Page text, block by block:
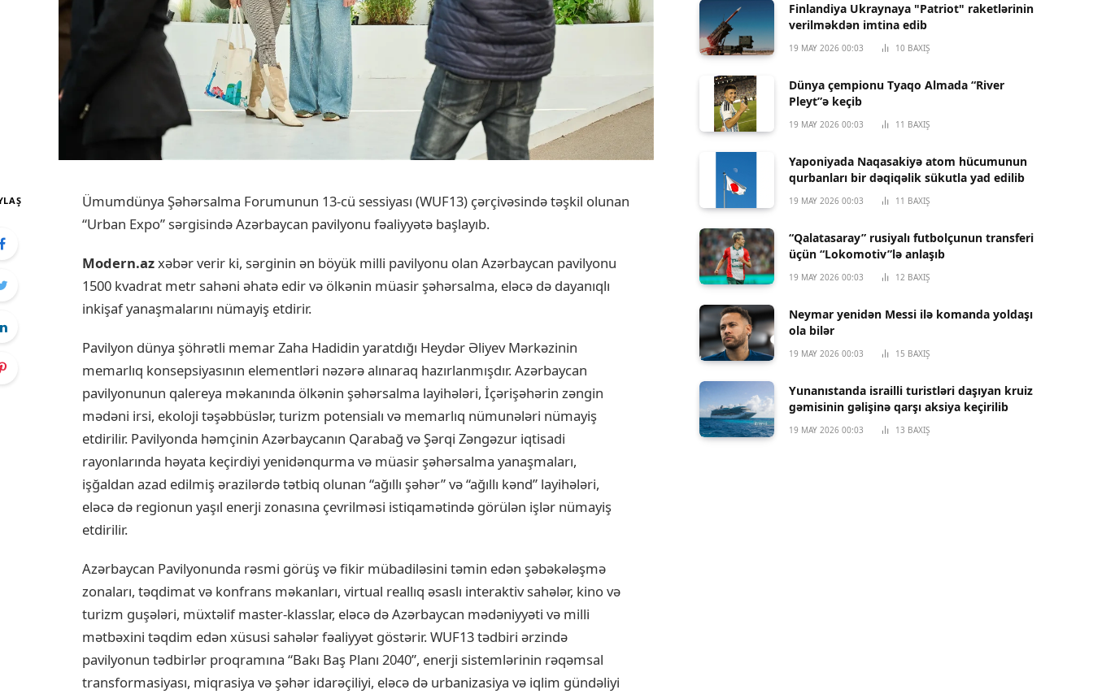
Ümumdünya Şəhərsalma Forumunun 13-cü sessiyası (WUF13) çərçivəsində təşkil olunan
“Urban Expo” sərgisində Azərbaycan pavilyonu fəaliyyətə başlayıb.
Modern.azxəbər verir ki, sərginin ən böyük milli pavilyonu olan Azərbaycan pavilyonu
1500 kvadrat metr sahəni əhatə edir və ölkənin müasir şəhərsalma, eləcə də dayanıqlı
inkişaf yanaşmalarını nümayiş etdirir.
Pavilyon dünya şöhrətli memar Zaha Hadidin yaratdığı Heydər Əliyev Mərkəzinin
memarlıq konsepsiyasının elementləri nəzərə alınaraq hazırlanmışdır. Azərbaycan
pavilyonunun qalereya məkanında ölkənin şəhərsalma layihələri, İçərişəhərin zəngin
mədəni irsi, ekoloji təşəbbüslər, turizm potensialı və memarlıq nümunələri nümayiş
etdirilir. Pavilyonda həmçinin Azərbaycanın Qarabağ və Şərqi Zəngəzur iqtisadi
rayonlarında həyata keçirdiyi yenidənqurma və müasir şəhərsalma yanaşmaları,
işğaldan azad edilmiş ərazilərdə tətbiq olunan “ağıllı şəhər” və “ağıllı kənd” layihələri,
eləcə də regionun yaşıl enerji zonasına çevrilməsi istiqamətində görülən işlər nümayiş
etdirilir.
Azərbaycan Pavilyonunda rəsmi görüş və fikir mübadiləsini təmin edən şəbəkələşmə
zonaları, təqdimat və konfrans məkanları, virtual reallıq əsaslı interaktiv sahələr, kino və
turizm guşələri, müxtəlif master-klasslar, eləcə də Azərbaycan mədəniyyəti və milli
mətbəxini təqdim edən xüsusi sahələr fəaliyyət göstərir. WUF13 tədbiri ərzində
pavilyonun tədbirlər proqramına “Bakı Baş Planı 2040”, enerji sistemlərinin rəqəmsal
transformasiyası, miqrasiya və şəhər idarəçiliyi, eləcə də urbanizasiya və iqlim gündəliyi
Finlandiya Ukraynaya "Patriot" raketlərinin
verilməkdən imtina edib
19 MAY 2026 00:03 10 BAXIŞ
Dünya çempionu Tyaqo Almada “River
Pleyt”ə keçib
19 MAY 2026 00:03 11 BAXIŞ
Yaponiyada Naqasakiyə atom hücumunun
qurbanları bir dəqiqəlik sükutla yad edilib
19 MAY 2026 00:03 11 BAXIŞ
“Qalatasaray” rusiyalı futbolçunun transferi
üçün “Lokomotiv”lə anlaşıb
19 MAY 2026 00:03 12 BAXIŞ
Neymar yenidən Messi ilə komanda yoldaşı
ola bilər
19 MAY 2026 00:03 15 BAXIŞ
Yunanıstanda israilli turistləri daşıyan kruiz
gəmisinin gəlişinə qarşı aksiya keçirilib
19 MAY 2026 00:03 13 BAXIŞ